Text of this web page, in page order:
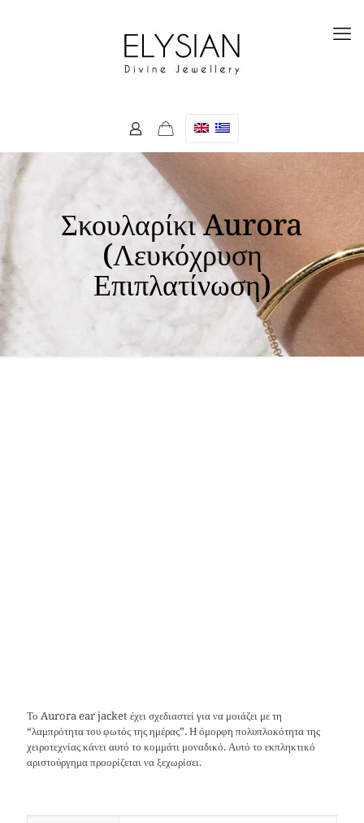
Σκουλαρίκι Aurora
(Λευκόχρυση
Επιπλατίνωση)
Το Aurora ear jacket έχει σχεδιαστεί για να μοιάζει με τη
“λαμπρότητα του φωτός της ημέρας”. Η όμορφη πολυπλοκότητα της
χειροτεχνίας κάνει αυτό το κομμάτι μοναδικό. Αυτό το εκπληκτικό
αριστούργημα προορίζεται να ξεχωρίσει.